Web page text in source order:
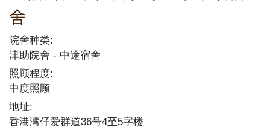
舍
院舍种类:
津助院舍
中途宿舍
照顾程度:
中度照顾
地址:
香港湾仔爱群道36号4至5字楼